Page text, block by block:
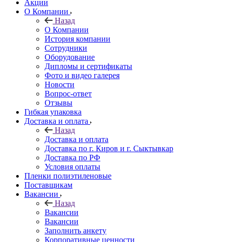
Акции
О Компании
Назад
О Компании
История компании
Сотрудники
Оборудование
Дипломы и сертификаты
Фото и видео галерея
Новости
Вопрос-ответ
Отзывы
Гибкая упаковка
Доставка и оплата
Назад
Доставка и оплата
Доставка по г. Киров и г. Сыктывкар
Доставка по РФ
Условия оплаты
Пленки полиэтиленовые
Поставщикам
Вакансии
Назад
Вакансии
Вакансии
Заполнить анкету
Корпоративные ценности